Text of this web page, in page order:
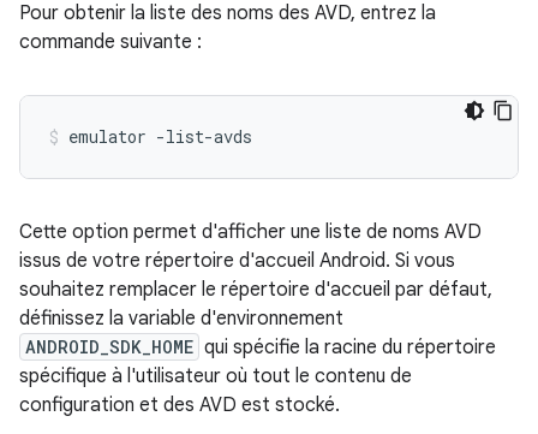
Pour obtenir la liste des noms des AVD, entrez la
commande suivante :
emulator -list-avds
Cette option permet d'afficher une liste de noms AVD
issus de votre répertoire d'accueil Android. Si vous
souhaitez remplacer le répertoire d'accueil par défaut,
définissez la variable d'environnement
ANDROID_SDK_HOME qui spécifie la racine du répertoire
spécifique à l'utilisateur où tout le contenu de
configuration et des AVD est stocké.